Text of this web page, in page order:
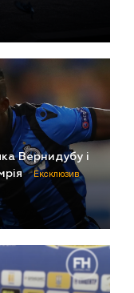
Вернидубу і
Ексклюзив